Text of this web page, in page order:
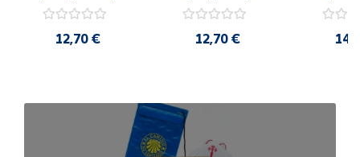
12,70 € 12,70 €